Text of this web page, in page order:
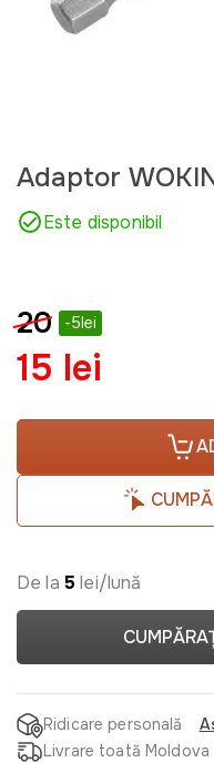
Adaptor
Este disponibil
20 -5lei
15 lei
De la 5 lei/lună
Ridicare personală
Livrare toată Moldova